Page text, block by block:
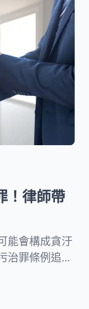
！律師帶
能會構成貪汙
治罪條例追訴
罪！本文律